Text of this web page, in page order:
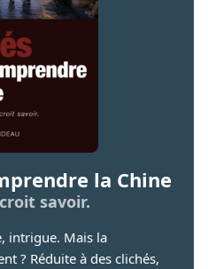
la Chine
savoir.
intrigue. Mais la
? Réduite à des clichés,